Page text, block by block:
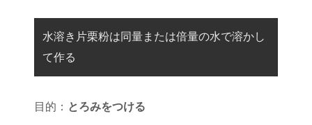
水溶き片栗粉は同量または倍量の水で溶かし
て作る
目的： とろみをつける